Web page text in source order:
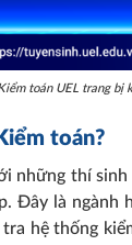
toán UEL trang bị
toán?
những thí
Đây là
hệ thống